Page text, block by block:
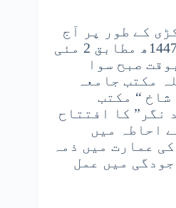
کے طور پر آج
14 ذیقعدۃ الحرام 1447ھ مطابق 2 مئی
بوقت صبح سوا
مکتب جامعہ
شاخ “ مکتب
نگر” کا افتتاح
احاطہ میں
عمارت میں ذمہ
میں عمل